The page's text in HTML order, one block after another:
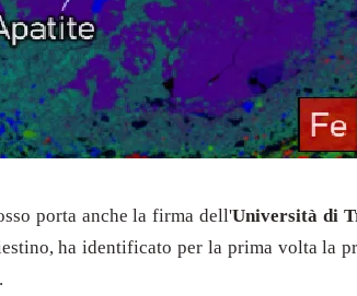
porta anche la firma dell'Università di
ha identificato per la prima volta la